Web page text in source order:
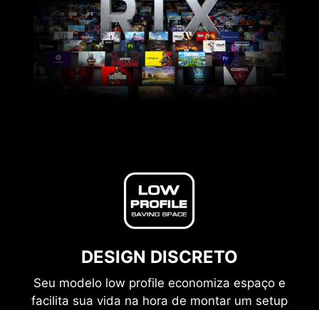
DESIGN DISCRETO
Seu modelo low profile economiza espaço e
facilita sua vida na hora de montar um setup